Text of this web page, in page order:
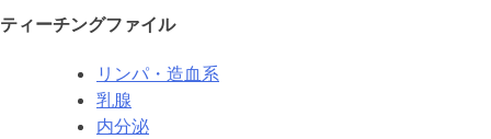
ティーチングファイル
リンパ・造血系
乳腺
内分泌